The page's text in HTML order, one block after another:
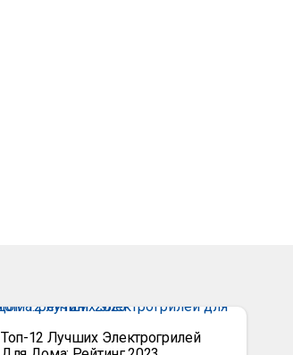
Топ-12 Лучших Электрогрилей